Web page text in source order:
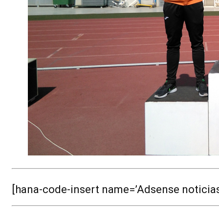
[hana-code-insert name=’Adsense